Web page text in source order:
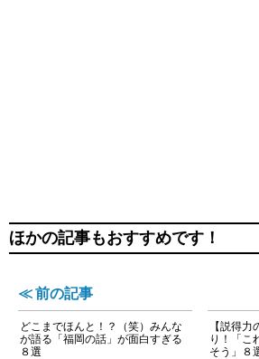
ほかの記事もおすすめです！
≪ 前の記事
どこまでほんと！？（笑）みんな
が語る「福岡の話」が面白すぎる
８選
【説得
り！「こ
そう」８